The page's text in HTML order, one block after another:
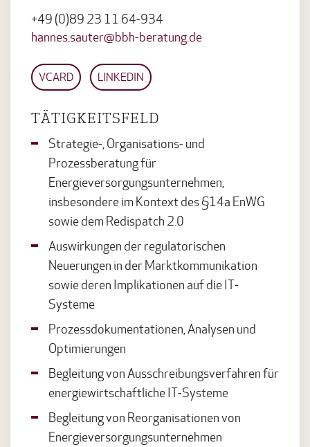
+49 (0)89 23 11 64-934
hannes.sauter@bbh-beratung.de
VCARD LINKEDIN
TÄTIGKEITSFELD
Strategie-, Organisations- und
Prozessberatung für
Energieversorgungsunternehmen,
insbesondere im Kontext des §14a EnWG
sowie dem Redispatch 2.0
Auswirkungen der regulatorischen
Neuerungen in der Marktkommunikation
sowie deren Implikationen auf die IT-
Systeme
Prozessdokumentationen, Analysen und
Optimierungen
Begleitung von Ausschreibungsverfahren für
energiewirtschaftliche IT-Systeme
Begleitung von Reorganisationen von
Energieversorgungsunternehmen